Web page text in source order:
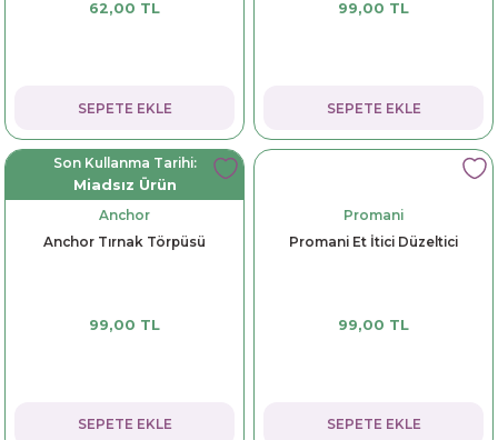
62,00 TL
SEPETE EKLE
99,00 TL
SEPETE EKLE
Son Kullanma Tarihi:
Miadsız Ürün
Anchor
Anchor Tırnak Törpüsü
99,00 TL
SEPETE EKLE
Promani
Promani Et İtici Düzeltici
99,00 TL
SEPETE EKLE